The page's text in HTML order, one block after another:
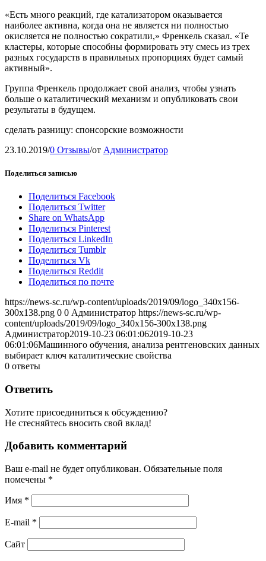
«Есть много реакций, где катализатором оказывается
наиболее активна, когда она не является ни полностью
окисляется не полностью сократили,» Френкель сказал. «Те
кластеры, которые способны формировать эту смесь из трех
разных государств в правильных пропорциях будет самый
активный».
Группа Френкель продолжает свой анализ, чтобы узнать
больше о каталитический механизм и опубликовать свои
результаты в будущем.
сделать разницу: спонсорские возможности
23.10.2019/0 Отзывы/от Администратор
Поделиться записью
Поделиться Facebook
Поделиться Twitter
Share on WhatsApp
Поделиться Pinterest
Поделиться LinkedIn
Поделиться Tumblr
Поделиться Vk
Поделиться Reddit
Поделиться по почте
https://news-sc.ru/wp-content/uploads/2019/09/logo_340x156-
300x138.png 0 0 Администратор https://news-sc.ru/wp-
content/uploads/2019/09/logo_340x156-300x138.png
Администратор2019-10-23 06:01:062019-10-23
06:01:06Машинного обучения, анализа рентгеновских данных
выбирает ключ каталитические свойства
0 ответы
Ответить
Хотите присоединиться к обсуждению?
Не стесняйтесь вносить свой вклад!
Добавить комментарий
Ваш e-mail не будет опубликован. Обязательные поля
помечены *
Имя *
E-mail *
Сайт